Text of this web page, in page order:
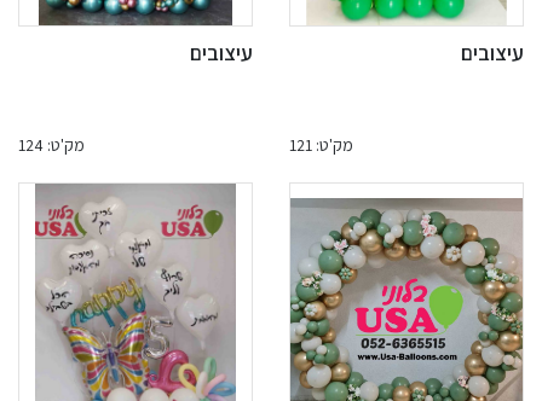
עיצובים
מק'ט: 121
עיצובים
מק'ט: 124